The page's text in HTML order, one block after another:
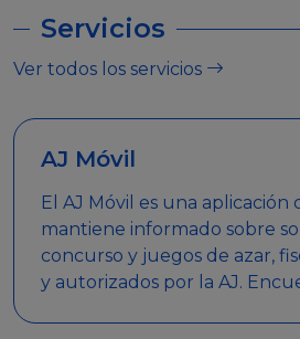
Servicios
Ver todos los servicios
AJ Móvil
El AJ Móvil es una aplicación
mantiene informado sobre
concurso y juegos de azar,
y autorizados por la AJ.